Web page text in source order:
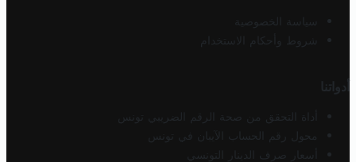
سياسة الخصوصية
شروط وأحكام الاستخدام
أدواتنا
أداة التحقق من صحة الرقم الضريبي تونس
محول رقم الحساب الآيبان في تونس
أسعار صرف الدينار التونسي